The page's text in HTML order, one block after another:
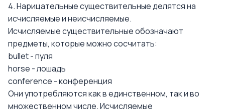
4. Нарицательные существительные делятся на
исчисляемые и неисчисляемые.
Исчисляемые существительные обозначают
предметы, которые можно сосчитать:
bullet - пуля
horse - лошадь
conference - конференция
Они употребляются как в единственном, так и во
множественном числе. Исчисляемые